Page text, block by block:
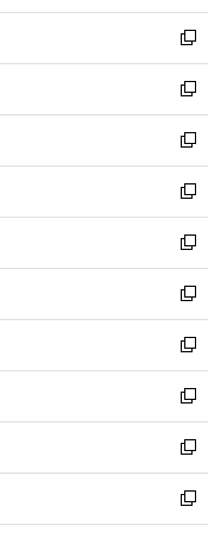
開
く
ウ
で
開
く
ン
ド
ウ
で
開
く
ウ
ィ
ン
ド
ウ
で
開
く
新
し
い
ウ
ィ
ン
ド
ウ
で
開
く
新
し
い
ウ
ィ
ン
ド
ウ
で
開
く
新
し
い
ウ
ィ
ン
ド
ウ
で
開
く
新
し
い
ウ
ィ
ン
ド
ウ
で
開
く
新
し
い
ウ
ィ
ン
ド
ウ
で
開
く
新
し
い
ウ
ィ
ン
ド
ウ
で
開
新
し
い
ウ
ィ
ン
ド
ウ
新
し
い
ウ
ィ
ン
新
し
い
ウ
新
し